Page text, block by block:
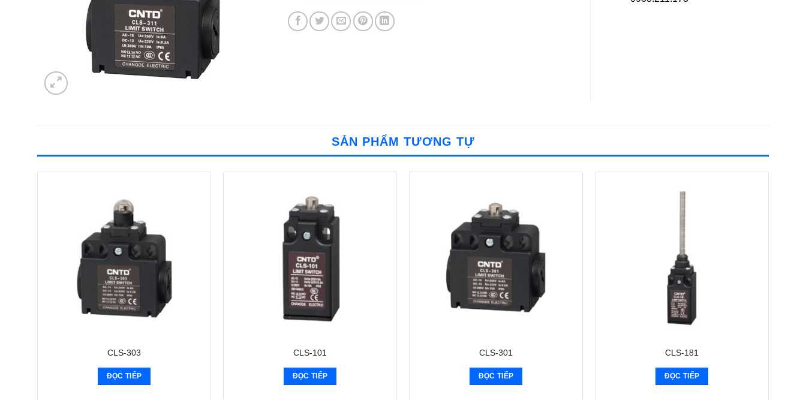
SẢN PHẨM TƯƠNG TỰ
CLS-303
ĐỌC TIẾP
CLS-101
ĐỌC TIẾP
CLS-301
ĐỌC TIẾP
CLS-181
ĐỌC TIẾP